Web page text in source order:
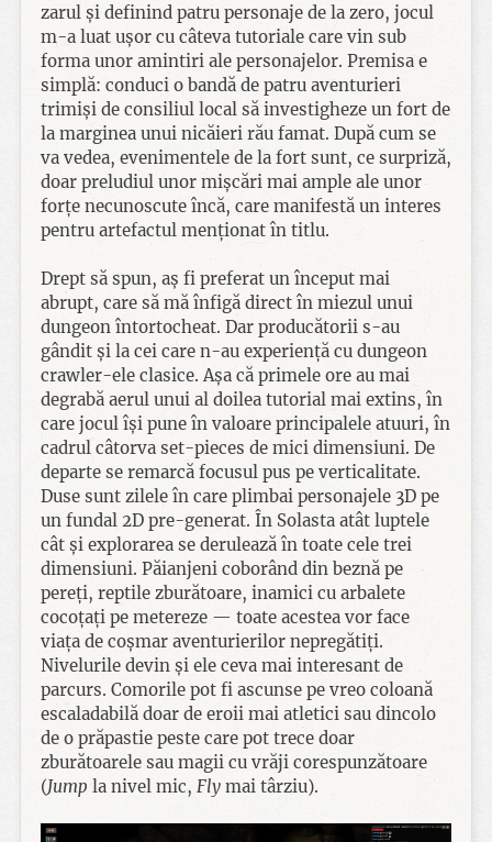
zarul și definind patru personaje de la zero, jocul
m-a luat ușor cu câteva tutoriale care vin sub
forma unor amintiri ale personajelor. Premisa e
simplă: conduci o bandă de patru aventurieri
trimiși de consiliul local să investigheze un fort de
la marginea unui nicăieri rău famat. După cum se
va vedea, evenimentele de la fort sunt, ce surpriză,
doar preludiul unor mișcări mai ample ale unor
forțe necunoscute încă, care manifestă un interes
pentru artefactul menționat în titlu.
Drept să spun, aș fi preferat un început mai
abrupt, care să mă înfigă direct în miezul unui
dungeon întortocheat. Dar producătorii s-au
gândit și la cei care n-au experiență cu dungeon
crawler-ele clasice. Așa că primele ore au mai
degrabă aerul unui al doilea tutorial mai extins, în
care jocul își pune în valoare principalele atuuri, în
cadrul câtorva set-pieces de mici dimensiuni. De
departe se remarcă focusul pus pe verticalitate.
Duse sunt zilele în care plimbai personajele 3D pe
un fundal 2D pre-generat. În Solasta atât luptele
cât și explorarea se derulează în toate cele trei
dimensiuni. Păianjeni coborând din beznă pe
pereți, reptile zburătoare, inamici cu arbalete
cocoțați pe metereze — toate acestea vor face
viața de coșmar aventurierilor nepregătiți.
Nivelurile devin și ele ceva mai interesant de
parcurs. Comorile pot fi ascunse pe vreo coloană
escaladabilă doar de eroii mai atletici sau dincolo
de o prăpastie peste care pot trece doar
zburătoarele sau magii cu vrăji corespunzătoare
(Jump la nivel mic, Flymai târziu).